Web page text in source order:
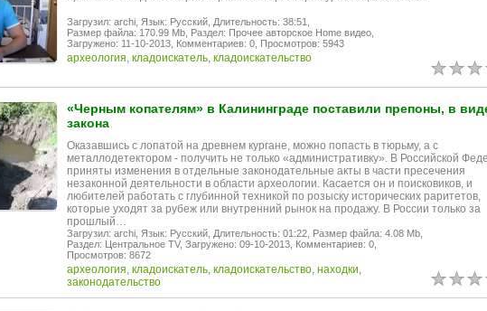
Загрузил: archi, Язык: Русский, Длительность: 38:51,
Размер файла: 170.99 Mb, Раздел: Прочее авторское Home видео,
Загружено: 11-10-2013, Комментариев: 0, Просмотров: 5943
археология, кладоискатель, кладоискательство
«Черным копателям» в Калининграде поставили препоны, в
закона
Оказавшись с лопатой на древнем кургане, можно попасть в тюрьму, а с
металлодетектором - получить не только «административку». В Российской
приняты изменения в отдельные законодательные акты в части пресечения
незаконной деятельности в области археологии. Касается он и поисковиков, и
любителей работать с глубинной техникой по розыску исторических раритетов,
которые уходят за рубеж или внутренний рынок на продажу. В России только за
прошлый…
Загрузил: archi, Язык: Русский, Длительность: 01:22, Размер файла: 4.08 Mb,
Раздел: Центральное TV, Загружено: 09-10-2013, Комментариев: 0,
Просмотров: 8672
археология, кладоискатель, кладоискательство, находки,
законодательство